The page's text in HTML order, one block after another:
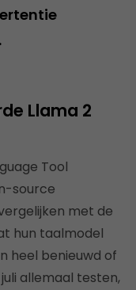
Llama 2
Tool
source
met de
hun taalmodel
heel benieuwd of
allemaal testen,